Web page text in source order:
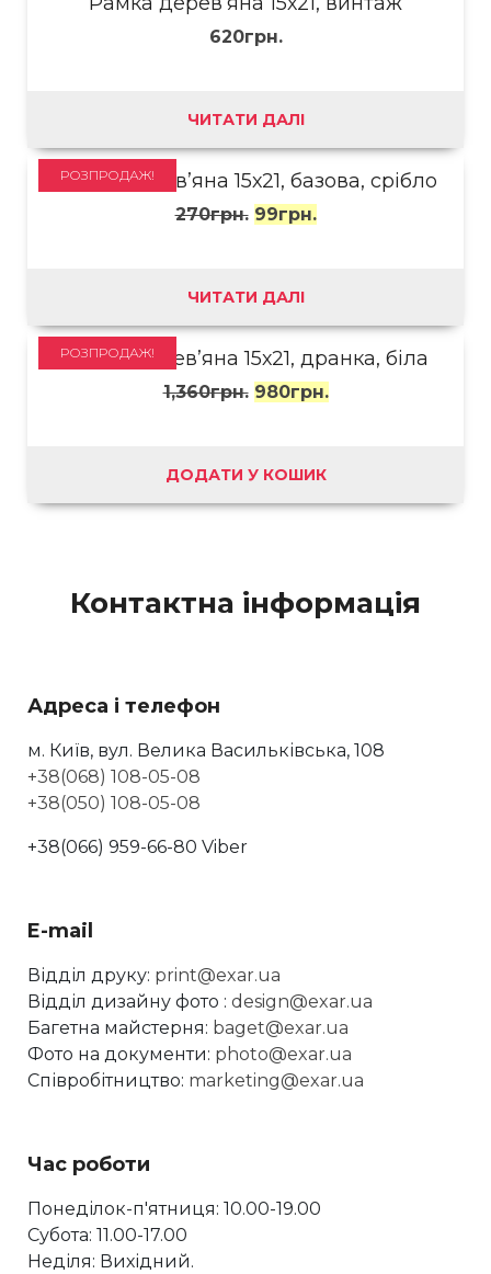
620грн.
ЧИТАТИ ДАЛІ
РОЗПРОДАЖ!
Рамка дерев’яна 15х21, базова, срібло
270грн. 99грн.
ЧИТАТИ ДАЛІ
РОЗПРОДАЖ!
Рамка дерев’яна 15х21, дранка, біла
1,360грн. 980грн.
ДОДАТИ У КОШИК
Контактна інформація
Адреса і телефон
м. Київ, вул. Велика Васильківська, 108
+38(068) 108-05-08
+38(050) 108-05-08
+38(066) 959-66-80 Viber
E-mail
Відділ друку: print@exar.ua
Відділ дизайну фото : design@exar.ua
Багетна майстерня: baget@exar.ua
Фото на документи: photo@exar.ua
Співробітництво: marketing@exar.ua
Час роботи
Понеділок-п'ятниця: 10.00-19.00
Субота: 11.00-17.00
Неділя: Вихідний.